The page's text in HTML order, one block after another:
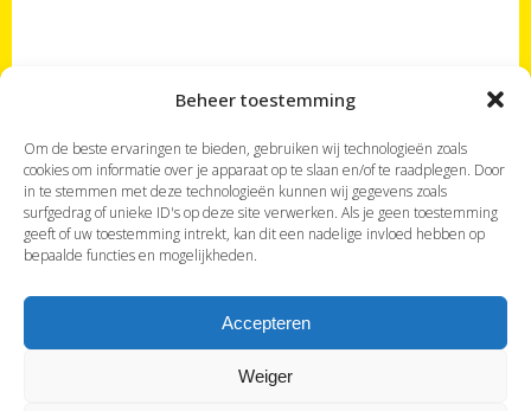
Beheer toestemming
Om de beste ervaringen te bieden, gebruiken wij technologieën zoals
cookies om informatie over je apparaat op te slaan en/of te raadplegen. Door
in te stemmen met deze technologieën kunnen wij gegevens zoals
surfgedrag of unieke ID's op deze site verwerken. Als je geen toestemming
geeft of uw toestemming intrekt, kan dit een nadelige invloed hebben op
bepaalde functies en mogelijkheden.
Accepteren
Weiger
Je bevindt je op de website'Met Landgenoten',
gewijd aan Nederlandstalige organisatoren van
kleinschalige maatreizen op specifieke bestemmingen.
Eerder op zoek naar een accommodatie waar je kan
'Bij Landgenoten'.